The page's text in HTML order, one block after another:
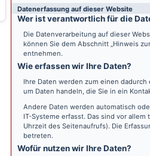
Datenerfassung auf dieser Website
Wer ist verantwortlich für die
Die Datenverarbeitung auf dieser
können Sie dem Abschnitt „Hinweis
entnehmen.
Wie erfassen wir Ihre Daten?
Ihre Daten werden zum einen
um Daten handeln, die Sie in ein
Andere Daten werden automatisch
IT-Systeme erfasst. Das sind vor
Uhrzeit des Seitenaufrufs). Die
betreten.
Wofür nutzen wir Ihre Daten?